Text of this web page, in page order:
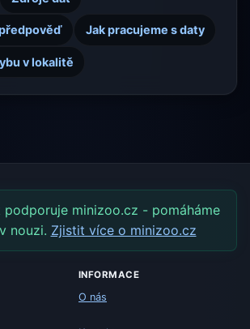
Jak pracujeme s daty
v lokalitě
minizoo.cz - pomáháme
nouzi. Zjistit více o minizoo.cz
INFORMACE
O nás